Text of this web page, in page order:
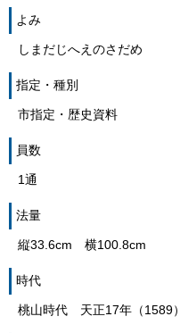
よみ
しまだじへえのさだめ
指定・種別
市指定・歴史資料
員数
1通
法量
縦33.6cm 横100.8cm
時代
桃山時代 天正17年（1589）